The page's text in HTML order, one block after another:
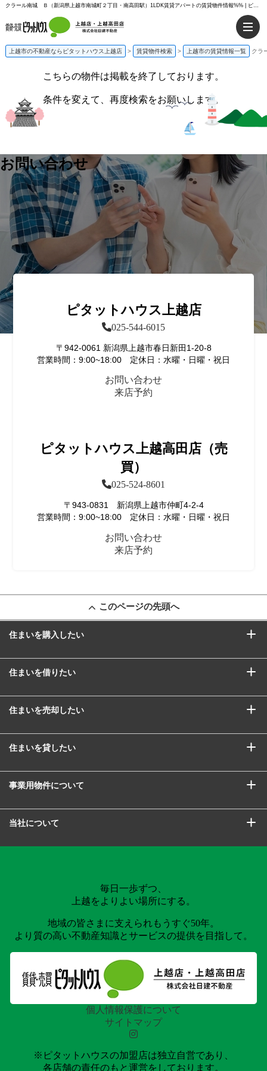
クラール南城 Ｂ（新潟県上越市南城町２丁目・南高田駅）1LDK賃貸アパートの賃貸物件情報%% | ピタットハウス上越店
上越市の不動産ならピタットハウス上越店 > 賃貸物件検索 > 上越市の賃貸情報一覧 クラ
こちらの物件は掲載を終了しております。
条件を変えて、再度検索をお願いします。
お問い合わせ
ピタットハウス上越店
025-544-6015
〒942-0061 新潟県上越市春日新田1-20-8
営業時間：9:00~18:00 定休日：水曜・日曜・祝日
お問い合わせ
来店予約
ピタットハウス上越高田店（売
買）
025-524-8601
〒943-0831 新潟県上越市仲町4-2-4
営業時間：9:00~18:00 定休日：水曜・日曜・祝日
お問い合わせ
来店予約
このページの先頭へ
住まいを購入したい
住まいを借りたい
住まいを売却したい
住まいを貸したい
事業用物件について
当社について
毎日一歩ずつ、
上越をよりよい場所にする。
地域の皆さまに支えられもうすぐ50年。
より質の高い不動産知識とサービスの提供を目指して。
個人情報保護について
サイトマップ
※ピタットハウスの加盟店は独立自営であり、
各店舗の責任のもと運営をしております。